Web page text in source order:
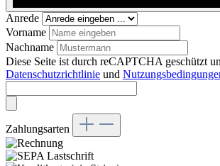
Anrede
Vorname
Nachname
Diese Seite ist durch reCAPTCHA geschützt
Datenschutzrichtlinie und
Zahlungsarten